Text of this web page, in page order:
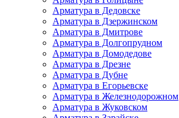
Арматура в Дедовске
Арматура в Дзержинском
Арматура в Дмитрове
Арматура в Долгопрудном
Арматура в Домодедове
Арматура в Дрезне
Арматура в Дубне
Арматура в Егорьевске
Арматура в Железнодорожном
Арматура в Жуковском